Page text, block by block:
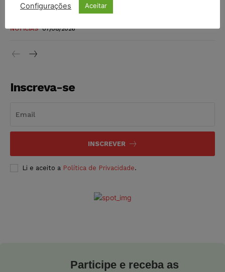
Justiça de SP decreta prisão de suspeito investigado na
NOTÍCIAS 07/08/2026
Inscreva-se
INSCREVER
Li e aceito a Política de Privacidade.
Participe e receba as
Configurações Aceitar